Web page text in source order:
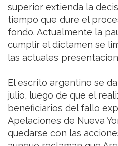
superior extienda la
tiempo que dure el
fondo. Actualmente la
cumplir el dictamen se
las actuales
El escrito argentino se
julio, luego de que el
beneficiarios del fallo
Apelaciones de Nueva
quedarse con las